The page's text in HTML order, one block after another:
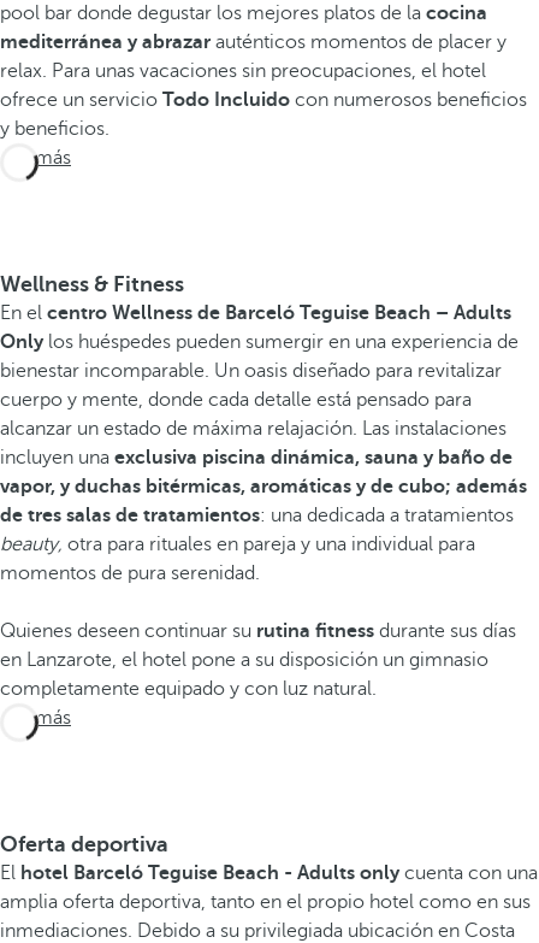
pool bar donde degustar los mejores platos de la cocina
mediterránea y abrazar auténticos momentos de placer y
relax. Para unas vacaciones sin preocupaciones, el hotel
ofrece un servicio Todo Incluido con numerosos beneficios
y beneficios.
Ver más
Wellness & Fitness
En el centro Wellness de Barceló Teguise Beach – Adults
Onlylos huéspedes pueden sumergir en una experiencia de
bienestar incomparable. Un oasis diseñado para revitalizar
cuerpo y mente, donde cada detalle está pensado para
alcanzar un estado de máxima relajación. Las instalaciones
incluyen una exclusiva piscina dinámica, sauna y baño de
vapor, y duchas bitérmicas, aromáticas y de cubo; además
de tres salas de tratamientos: una dedicada a tratamientos
beauty, otra para rituales en pareja y una individual para
momentos de pura serenidad.
Quienes deseen continuar su rutina fitness durante sus días
en Lanzarote, el hotel pone a su disposición un gimnasio
completamente equipado y con luz natural.
Ver más
Oferta deportiva
El hotel Barceló Teguise Beach - Adults onlycuenta con una
amplia oferta deportiva, tanto en el propio hotel como en sus
inmediaciones. Debido a su privilegiada ubicación en Costa